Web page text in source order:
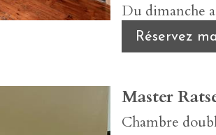
Du dimanche
Réservez
Master
Chambre